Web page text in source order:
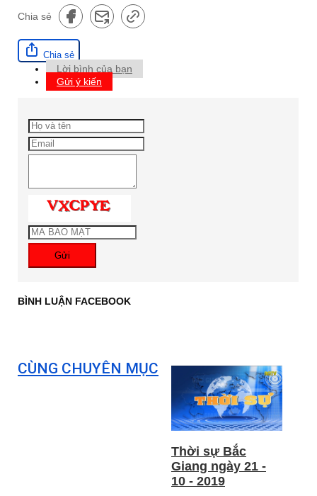
Chia sẻ
Chia sẻ
Lời bình của bạn
Gửi ý kiến
Gửi
BÌNH LUẬN FACEBOOK
CÙNG CHUYÊN MỤC
Thời sự Bắc
Giang ngày 21 -
10 - 2019